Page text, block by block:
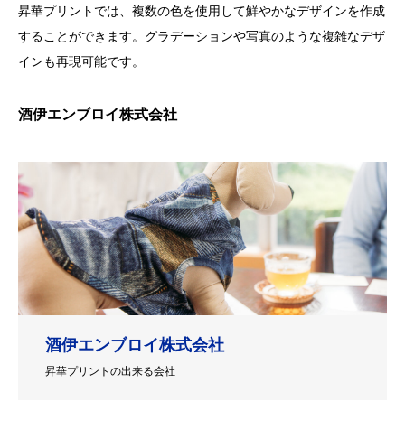
昇華プリントでは、複数の色を使用して鮮やかなデザインを作成
することができます。グラデーションや写真のような複雑なデザ
インも再現可能です。
酒伊エンブロイ株式会社
酒伊エンブロイ株式会社
昇華プリントの出来る会社